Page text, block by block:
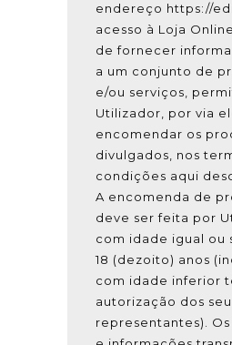
endereço https://
acesso à Loja
de fornecer
a um conjunto de
e/ou serviços,
Utilizador, por via
encomendar os
divulgados, nos
condições aqui
A encomenda de
deve ser feita por
com idade igual ou
18 (dezoito) anos
com idade inferior
autorização dos
representantes).